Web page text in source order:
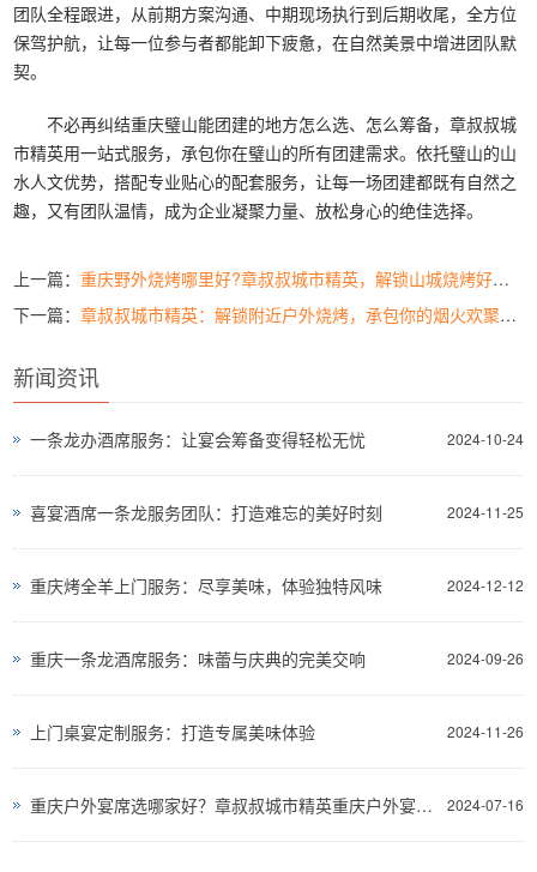
团队全程跟进，从前期方案沟通、中期现场执行到后期收尾，全方位
保驾护航，让每一位参与者都能卸下疲惫，在自然美景中增进团队默
契。
不必再纠结重庆璧山能团建的地方怎么选、怎么筹备，章叔叔城
市精英用一站式服务，承包你在璧山的所有团建需求。依托璧山的山
水人文优势，搭配专业贴心的配套服务，让每一场团建都既有自然之
趣，又有团队温情，成为企业凝聚力量、放松身心的绝佳选择。
上一篇：重庆野外烧烤哪里好?章叔叔城市精英，解锁山城烧烤好去处
下一篇：章叔叔城市精英：解锁附近户外烧烤，承包你的烟火欢聚时光
新闻资讯
2024-10-24
一条龙办酒席服务：让宴会筹备变得轻松无忧
2024-11-25
喜宴酒席一条龙服务团队：打造难忘的美好时刻
2024-12-12
重庆烤全羊上门服务：尽享美味，体验独特风味
2024-09-26
重庆一条龙酒席服务：味蕾与庆典的完美交响
2024-11-26
上门桌宴定制服务：打造专属美味体验
2024-07-16
重庆户外宴席选哪家好？章叔叔城市精英重庆户外宴席的不二之选